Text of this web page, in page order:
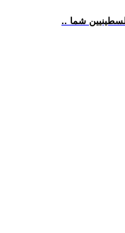
شما